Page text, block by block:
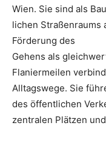
Wien. Sie sind als
lichen Straßenraums
Förderung des
Gehens als
Flaniermeilen
Alltagswege. Sie
des öffentlichen
zentralen Plätzen